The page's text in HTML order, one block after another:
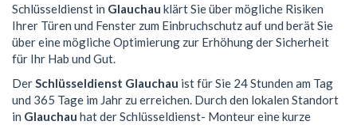
Schlüsseldienst in Glauchau klärt Sie über mögliche Risiken
Ihrer Türen und Fenster zum Einbruchschutz auf und berät Sie
über eine mögliche Optimierung zur Erhöhung der Sicherheit
für Ihr Hab und Gut.
DerSchlüsseldienst Glauchau ist für Sie 24 Stunden am Tag
und 365 Tage im Jahr zu erreichen. Durch den lokalen Standort
in Glauchau hat der Schlüsseldienst- Monteur eine kurze